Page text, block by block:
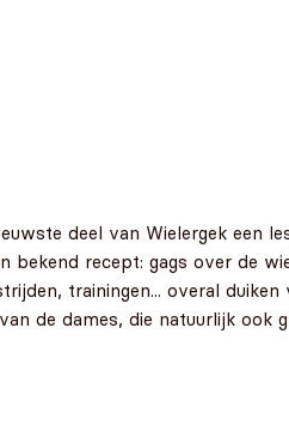
deel van Wielergek een
bekend recept: gags over de
trainingen... overal
de dames, die natuurlijk